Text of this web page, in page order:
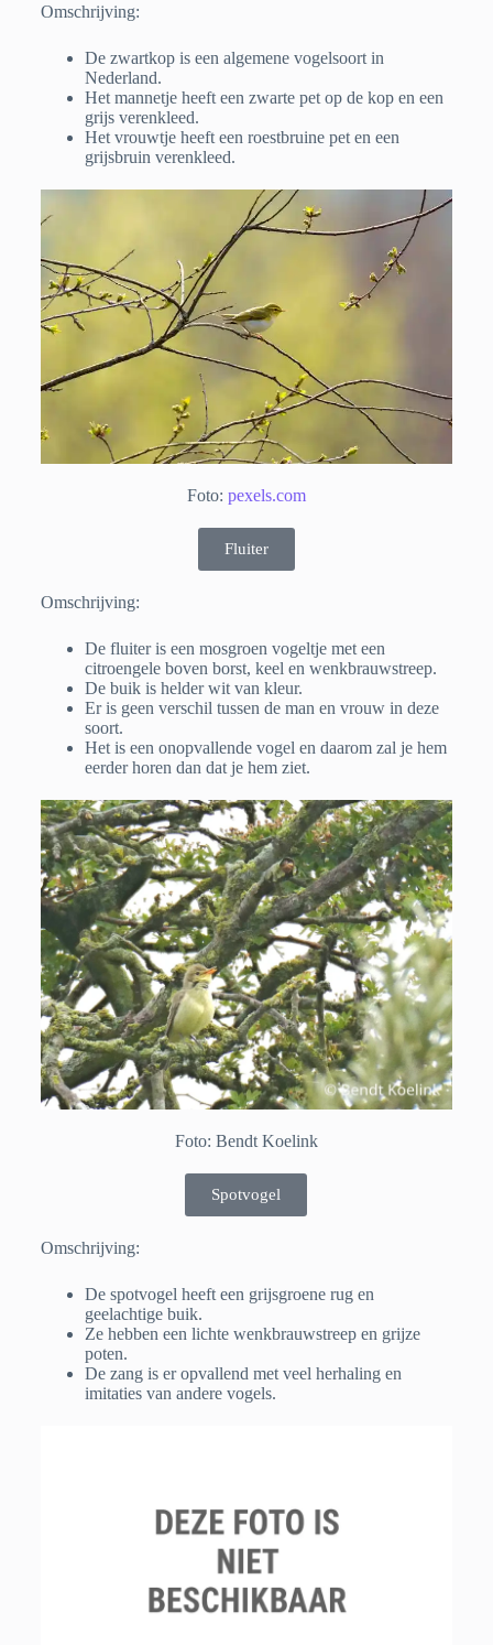
Omschrijving:
De zwartkop is een algemene vogelsoort in
Nederland.
Het mannetje heeft een zwarte pet op de kop en een
grijs verenkleed.
Het vrouwtje heeft een roestbruine pet en een
grijsbruin verenkleed.
Foto: pexels.com
Fluiter
Omschrijving:
De fluiter is een mosgroen vogeltje met een
citroengele boven borst, keel en wenkbrauwstreep.
De buik is helder wit van kleur.
Er is geen verschil tussen de man en vrouw in deze
soort.
Het is een onopvallende vogel en daarom zal je hem
eerder horen dan dat je hem ziet.
Foto: Bendt Koelink
Spotvogel
Omschrijving:
De spotvogel heeft een grijsgroene rug en
geelachtige buik.
Ze hebben een lichte wenkbrauwstreep en grijze
poten.
De zang is er opvallend met veel herhaling en
imitaties van andere vogels.